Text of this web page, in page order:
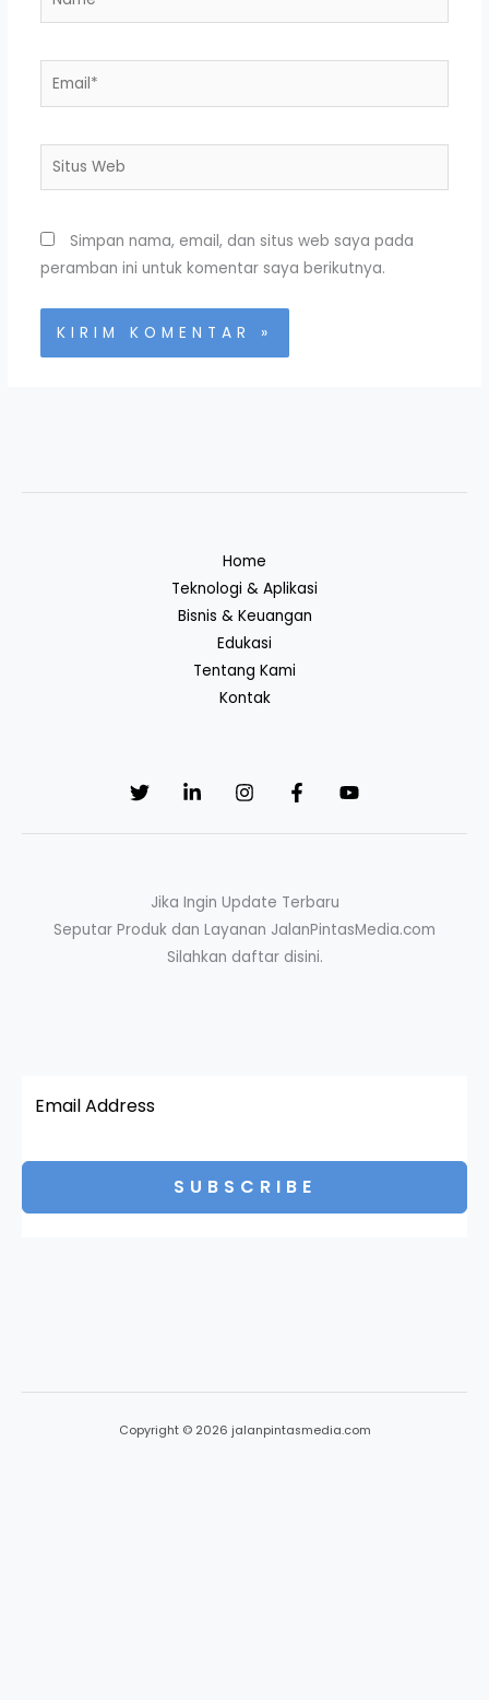
Email*
Situs
Simpan nama, email, dan situs web saya pada
peramban ini untuk komentar saya berikutnya.
Home
Teknologi & Aplikasi
Bisnis & Keuangan
Edukasi
Tentang Kami
Kontak
Jika Ingin Update Terbaru
Seputar Produk dan Layanan JalanPintasMedia.com
Silahkan daftar disini.
SUBSCRIBE
Copyright © 2026 jalanpintasmedia.com